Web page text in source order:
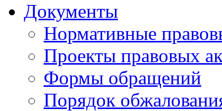
Документы
Нормативные
Проекты правовых
Формы обращений
Порядок